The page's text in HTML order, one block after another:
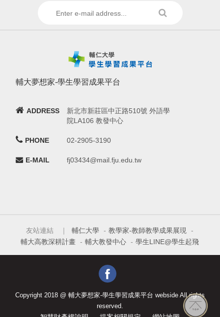
輔大夢想家-學生學習成果平台
ADDRESS
新北市新莊區中正路510號 外語學
院LA106 教發中心
PHONE 02-2905-3190
E-MAIL fj03434@mail.fju.edu.tw
友站連結 ｜ 輔仁大學 - 教學家-教師教學成果展現 -
輔大高教深耕計畫 - 輔大教發中心 - 學生LINE@學生起飛
Copyright 2018 @ 輔大夢想家-學生學習成果平台 webside All rights
reserved.